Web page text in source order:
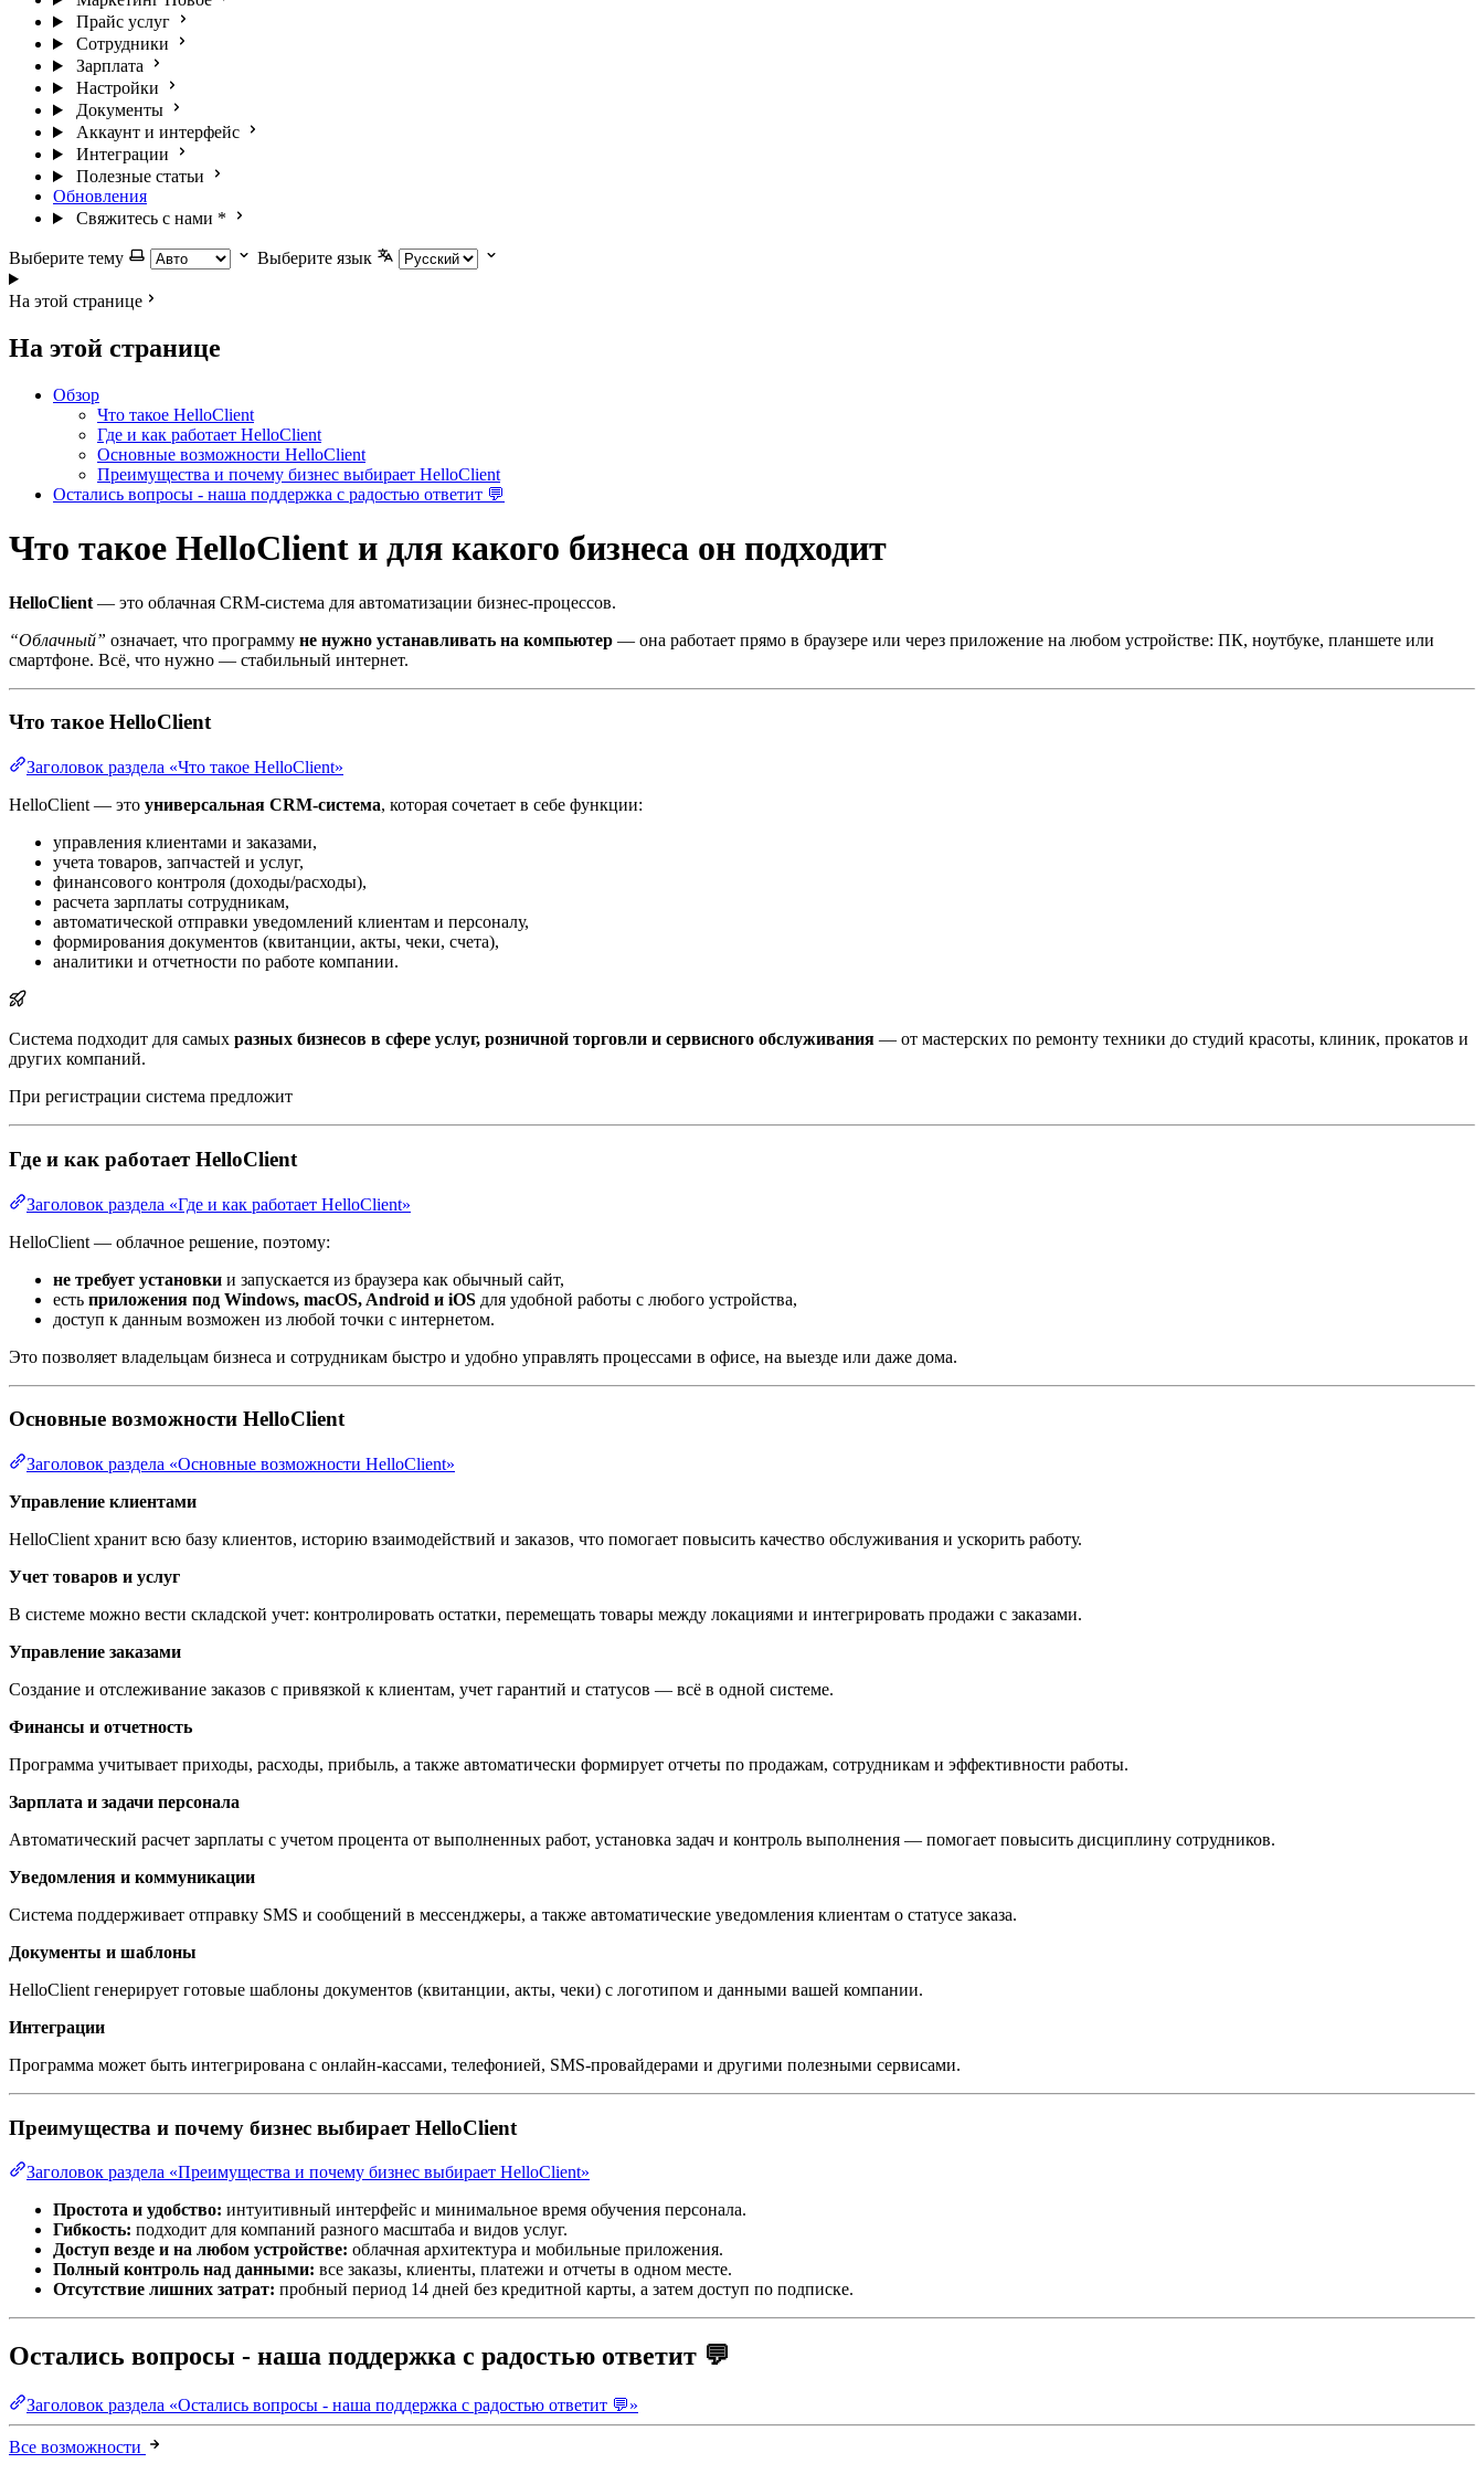
Прайс услуг
Сотрудники
Зарплата
Настройки
Документы
Аккаунт и интерфейс
Интеграции
Полезные статьи
Обновления
Свяжитесь с нами *
Выберите тему Выберите язык
На этой странице
На этой странице
Обзор
Что такое HelloClient
Где и как работает HelloClient
Основные возможности HelloClient
Преимущества и почему бизнес выбирает HelloClient
Остались вопросы - наша поддержка с радостью ответит 💬
Что такое НelloСlient и для какого бизнеса он подходит
HelloClient — это облачная СRM-система для автоматизации бизнес-процессов.
“Облачный” означает, что программу не нужно устанавливать на компьютер — она работает прямо в браузере или через приложение на любом устройстве: ПК, ноутбуке, планшете или
смартфоне. Всё, что нужно — стабильный интернет.
Что такое HelloClient
Заголовок раздела «Что такое HelloClient»
HelloClient — это универсальная CRM-система, которая сочетает в себе функции:
управления клиентами и заказами,
учета товаров, запчастей и услуг,
финансового контроля (доходы/расходы),
расчета зарплаты сотрудникам,
автоматической отправки уведомлений клиентам и персоналу,
формирования документов (квитанции, акты, чеки, счета),
аналитики и отчетности по работе компании.
Система подходит для самых разных бизнесов в сфере услуг, розничной торговли и сервисного обслуживания — от мастерских по ремонту техники до студий красоты, клиник, прокатов и
других компаний.
При регистрации система предложит
Где и как работает HelloClient
Заголовок раздела «Где и как работает HelloClient»
HelloClient — облачное решение, поэтому:
не требует установки и запускается из браузера как обычный сайт,
есть приложения под Windows, macOS, Android и iOS для удобной работы с любого устройства,
доступ к данным возможен из любой точки с интернетом.
Это позволяет владельцам бизнеса и сотрудникам быстро и удобно управлять процессами в офисе, на выезде или даже дома.
Основные возможности HelloClient
Заголовок раздела «Основные возможности HelloClient»
Управление клиентами
HelloClient хранит всю базу клиентов, историю взаимодействий и заказов, что помогает повысить качество обслуживания и ускорить работу.
Учет товаров и услуг
В системе можно вести складской учет: контролировать остатки, перемещать товары между локациями и интегрировать продажи с заказами.
Управление заказами
Создание и отслеживание заказов с привязкой к клиентам, учет гарантий и статусов — всё в одной системе.
Финансы и отчетность
Программа учитывает приходы, расходы, прибыль, а также автоматически формирует отчеты по продажам, сотрудникам и эффективности работы.
Зарплата и задачи персонала
Автоматический расчет зарплаты с учетом процента от выполненных работ, установка задач и контроль выполнения — помогает повысить дисциплину сотрудников.
Уведомления и коммуникации
Система поддерживает отправку SMS и сообщений в мессенджеры, а также автоматические уведомления клиентам о статусе заказа.
Документы и шаблоны
HelloClient генерирует готовые шаблоны документов (квитанции, акты, чеки) с логотипом и данными вашей компании.
Интеграции
Программа может быть интегрирована с онлайн-кассами, телефонией, SMS-провайдерами и другими полезными сервисами.
Преимущества и почему бизнес выбирает HelloClient
Заголовок раздела «Преимущества и почему бизнес выбирает HelloClient»
Простота и удобство: интуитивный интерфейс и минимальное время обучения персонала.
Гибкость: подходит для компаний разного масштаба и видов услуг.
Доступ везде и на любом устройстве: облачная архитектура и мобильные приложения.
Полный контроль над данными: все заказы, клиенты, платежи и отчеты в одном месте.
Отсутствие лишних затрат: пробный период 14 дней без кредитной карты, а затем доступ по подписке.
Остались вопросы - наша поддержка с радостью ответит 💬
Заголовок раздела «Остались вопросы - наша поддержка с радостью ответит 💬»
Все возможности